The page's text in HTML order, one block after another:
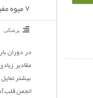
۷ میوه مفید برای زنان باردار
پزشکی
در دوران
مقادیر
بیشتر
انجمن قلب آمریکا